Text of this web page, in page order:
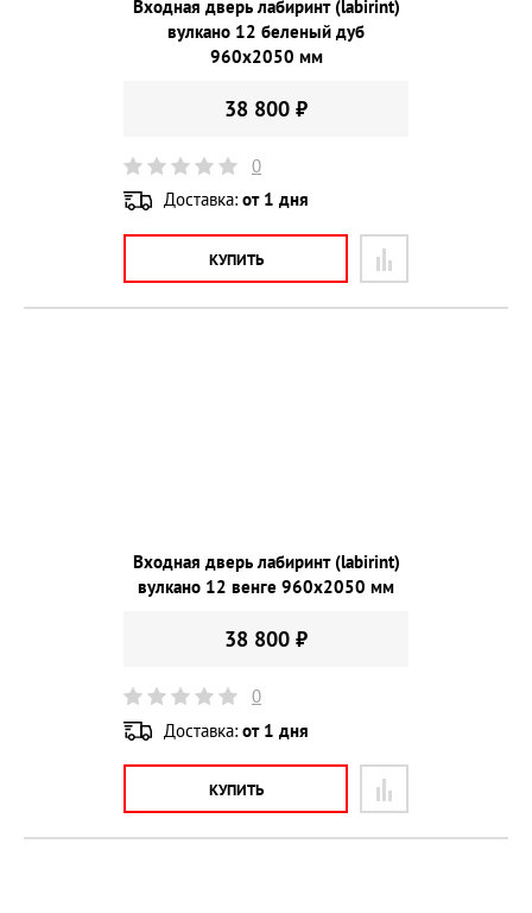
Входная дверь лабиринт (labirint)
вулкано 12 беленый дуб
960х2050 мм
38 800 ₽
0
Доставка: от 1 дня
КУПИТЬ
Входная дверь лабиринт (labirint)
вулкано 12 венге 960х2050 мм
38 800 ₽
0
Доставка: от 1 дня
КУПИТЬ